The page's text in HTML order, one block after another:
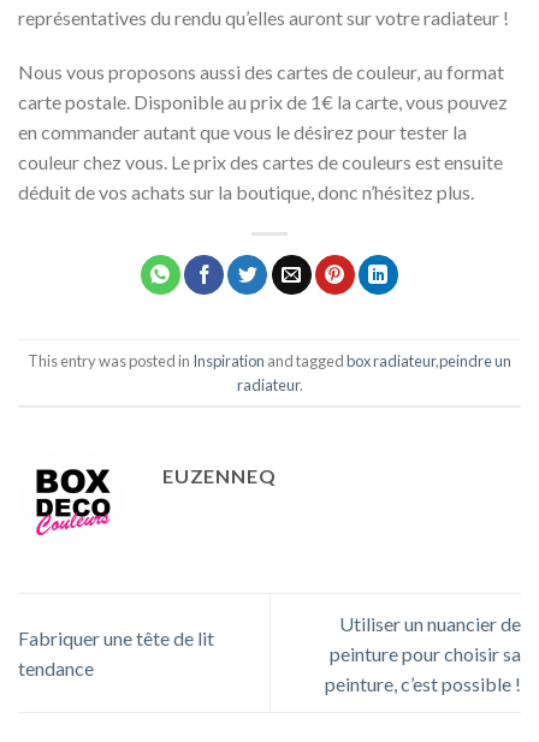
représentatives du rendu qu’elles auront sur votre radiateur !
Nous vous proposons aussi des cartes de couleur, au format
carte postale. Disponible au prix de 1€ la carte, vous pouvez
en commander autant que vous le désirez pour tester la
couleur chez vous. Le prix des cartes de couleurs est ensuite
déduit de vos achats sur la boutique, donc n’hésitez plus.
This entry was posted in Inspiration and taggedbox radiateur,peindre un
radiateur.
EUZENNEQ
Fabriquer une tête de lit
tendance
Utiliser un nuancier de
peinture pour choisir sa
peinture, c’est possible !